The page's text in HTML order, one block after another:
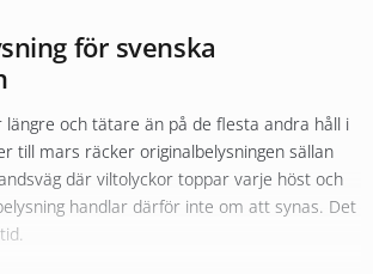
för svenska
längre och tätare än på de flesta andra håll i
till mars räcker originalbelysningen sällan
där viltolyckor toppar varje höst och
handlar därför inte om att synas. Det